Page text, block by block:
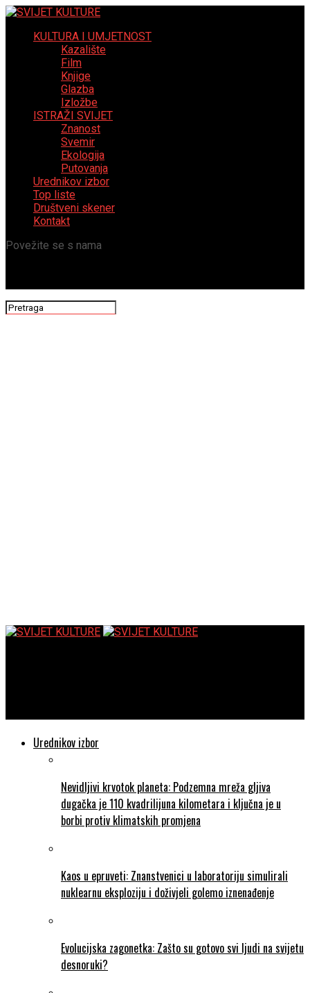
KULTURA I UMJETNOST
Kazalište
Film
Knjige
Glazba
Izložbe
ISTRAŽI SVIJET
Znanost
Svemir
Ekologija
Putovanja
Urednikov izbor
Top liste
Društveni skener
Kontakt
Povežite se s nama
Urednikov izbor
Nevidljivi krvotok planeta: Podzemna mreža gljiva
dugačka je 110 kvadrilijuna kilometara i ključna je u
borbi protiv klimatskih promjena
Kaos u epruveti: Znanstvenici u laboratoriju simulirali
nuklearnu eksploziju i doživjeli golemo iznenađenje
Evolucijska zagonetka: Zašto su gotovo svi ljudi na svijetu
desnoruki?